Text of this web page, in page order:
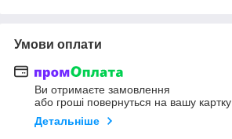
Умови оплати
Ви отримаєте замовлення
або гроші повернуться на вашу картку
Детальніше